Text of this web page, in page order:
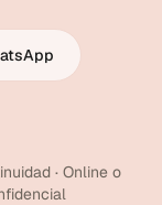
· Online o